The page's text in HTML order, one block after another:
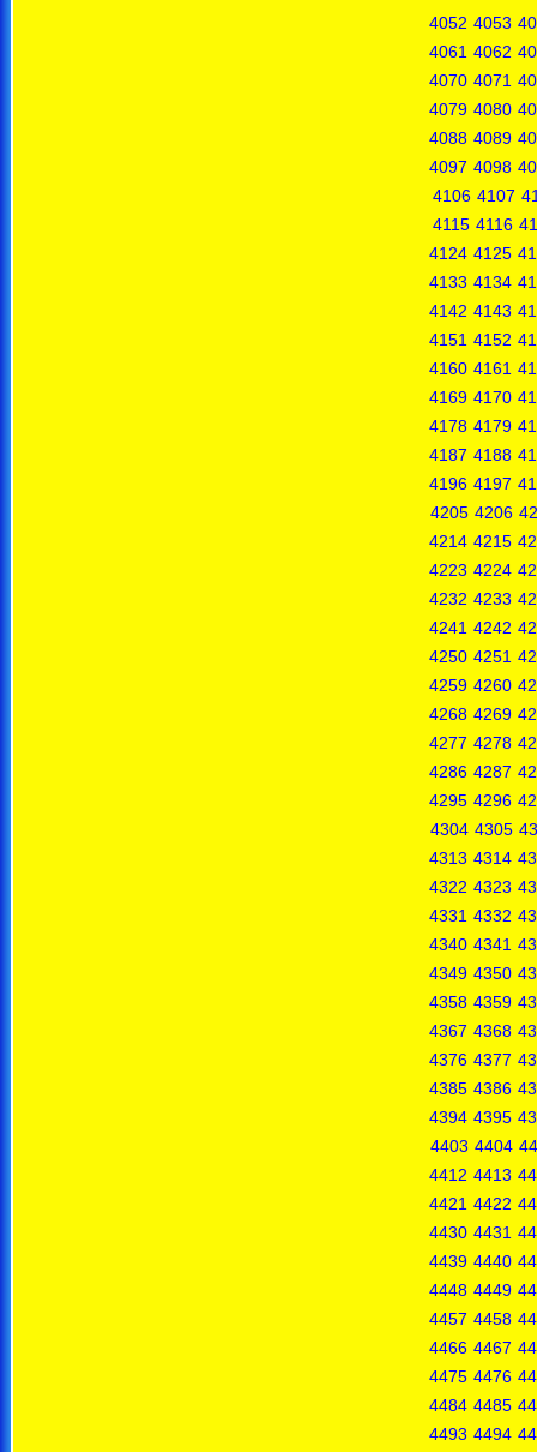
4052 4053
4061 4062
4070 4071
4079 4080
4088 4089
4097 4098
4106 4107
4115 4116
4124 4125
4133 4134
4142 4143
4151 4152
4160 4161
4169 4170
4178 4179
4187 4188
4196 4197
4205 4206
4214 4215
4223 4224
4232 4233
4241 4242
4250 4251
4259 4260
4268 4269
4277 4278
4286 4287
4295 4296
4304 4305
4313 4314
4322 4323
4331 4332
4340 4341
4349 4350
4358 4359
4367 4368
4376 4377
4385 4386
4394 4395
4403 4404
4412 4413
4421 4422
4430 4431
4439 4440
4448 4449
4457 4458
4466 4467
4475 4476
4484 4485
4493 4494